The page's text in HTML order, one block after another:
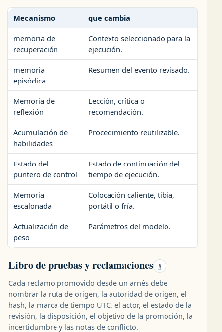
Mecanismo que cambia
memoria de
recuperación
Contexto seleccionado para la
ejecución.
memoria
episódica
Resumen del evento revisado.
Memoria de
reflexión
Lección, crítica o
recomendación.
Acumulación de
habilidades
Procedimiento reutilizable.
Estado del
puntero de control
Estado de continuación del
tiempo de ejecución.
Memoria
escalonada
Colocación caliente, tibia,
portátil o fría.
Actualización de
peso
Parámetros del modelo.
Libro de pruebas y reclamaciones #
Cada reclamo promovido desde un arnés debe
nombrar la ruta de origen, la autoridad de origen, el
hash, la marca de tiempo UTC, el actor, el estado de la
revisión, la disposición, el objetivo de la promoción, la
incertidumbre y las notas de conflicto.